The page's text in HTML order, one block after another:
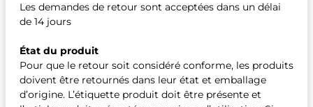
Les demandes de retour sont acceptées dans un délai
de 14 jours
État du produit
Pour que le retour soit considéré conforme, les produits
doivent être retournés dans leur état et emballage
d’origine. L’étiquette produit doit être présente et